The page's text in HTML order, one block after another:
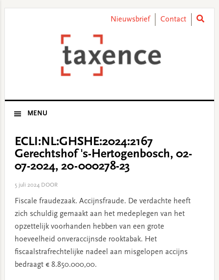
Nieuwsbrief Contact
MENU
ECLI:NL:GHSHE:2024:2167
Gerechtshof 's-Hertogenbosch, 02-
07-2024, 20-000278-23
5 juli 2024DOOR
Fiscale fraudezaak. Accijnsfraude. De verdachte heeft
zich schuldig gemaakt aan het medeplegen van het
opzettelijk voorhanden hebben van een grote
hoeveelheid onveraccijnsde rooktabak. Het
fiscaalstrafrechtelijke nadeel aan misgelopen accijns
bedraagt € 8.850.000,00.